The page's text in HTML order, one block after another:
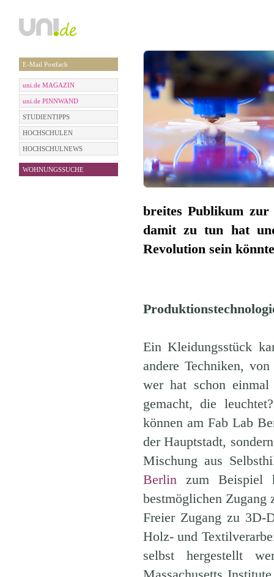
E-Mail Postfach
uni.de MAGAZIN
uni.de PINNWAND
STUDIENTIPPS
HOCHSCHULEN
HOCHSCHULNEWS
WOHNUNGSSUCHE
breites Publikum zur
damit zu tun hat
Revolution sein
Ein Kleidungsstück
andere Techniken,
wer hat schon
gemacht, die
können am Fab Lab
der Hauptstadt,
Mischung aus
Berlinzum Beispiel
bestmöglichen Zugang
Freier Zugang zu 3D-
Holz- und
selbst hergestellt